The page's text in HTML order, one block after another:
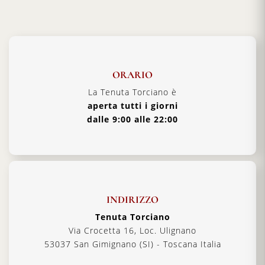
ORARIO
La Tenuta Torciano è
aperta tutti i giorni
dalle 9:00 alle 22:00
INDIRIZZO
Tenuta Torciano
Via Crocetta 16, Loc. Ulignano
53037 San Gimignano (SI) - Toscana Italia